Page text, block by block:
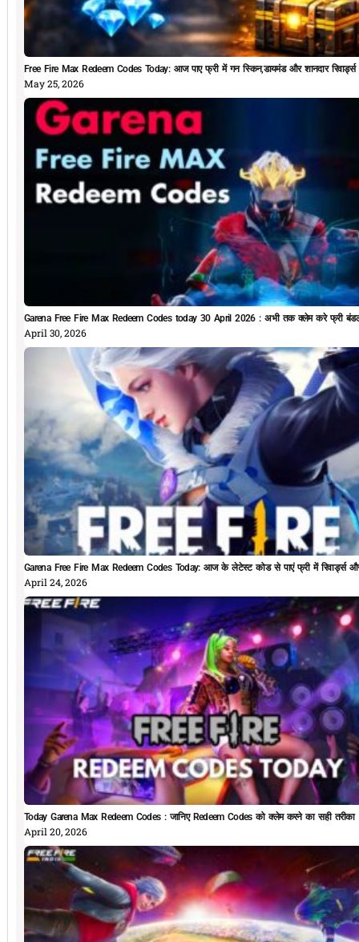
Free Fire Max Redeem Codes Today: आज पाए फ्री में गन स्किन,डायमंड और शानदार रिवार्ड्स
May 25, 2026
Garena Free Fire Max Redeem Codes today 30 April 2026 : अभी तक क्लेम करे फ्री
April 30, 2026
Garena Free Fire Max Redeem Codes Today: आज के लेटेस्ट कोड से पाएं फ्री में रिवार्ड्स
April 24, 2026
Today Garena Max Redeem Codes : जानिए Redeem Codes को क्लेम करने का सही तरीका
April 20, 2026